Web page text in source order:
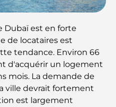
Dubaï est en forte
de locataires est
tendance. Environ 66
d'acquérir un logement
mois. La demande de
ville devrait fortement
est largement